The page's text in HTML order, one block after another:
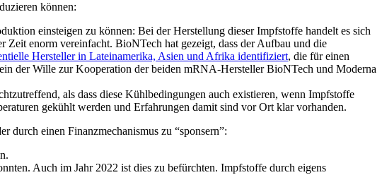
können:
einsteigen zu können: Bei der Herstellung dieser Impfstoffe handelt es sich
Zeit enorm vereinfacht. BioNTech hat gezeigt, dass der Aufbau und die
Hersteller in Lateinamerika, Asien und Afrika identifiziert, die für einen
der Wille zur Kooperation der beiden mRNA-Hersteller BioNTech und Moderna
als dass diese Kühlbedingungen auch existieren, wenn Impfstoffe
gekühlt werden und Erfahrungen damit sind vor Ort klar vorhanden.
durch einen Finanzmechanismus zu “sponsern”:
Auch im Jahr 2022 ist dies zu befürchten. Impfstoffe durch eigens